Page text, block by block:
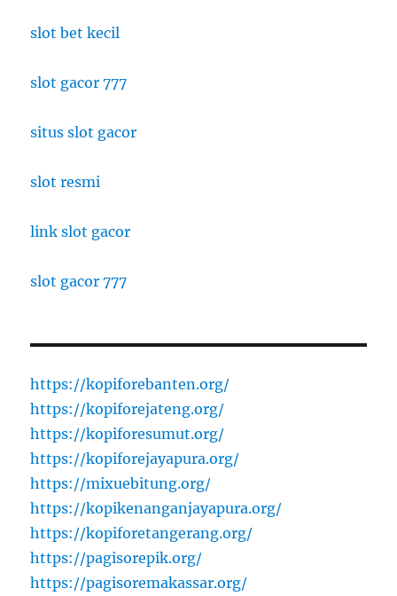
slot bet kecil
slot gacor 777
situs slot gacor
slot resmi
link slot gacor
slot gacor 777
https://kopiforebanten.org/
https://kopiforejateng.org/
https://kopiforesumut.org/
https://kopiforejayapura.org/
https://mixuebitung.org/
https://kopikenanganjayapura.org/
https://kopiforetangerang.org/
https://pagisorepik.org/
https://pagisoremakassar.org/